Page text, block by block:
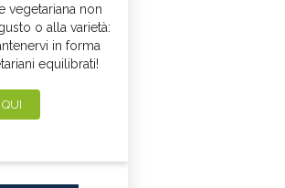
vegetariana non
o alla varietà:
in forma
equilibrati!